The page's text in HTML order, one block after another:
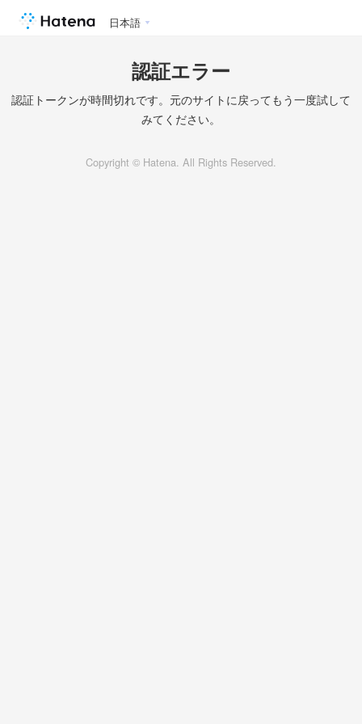
日本語
認証エラー
認証トークンが時間切れです。元のサイトに戻ってもう一度試して
みてください。
Copyright © Hatena. All Rights Reserved.